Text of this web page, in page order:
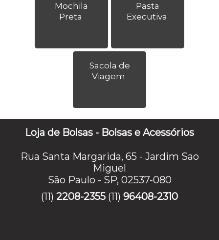
Mochila
Preta
Pasta
Executiva
Sacola de
Viagem
Loja de Bolsas - Bolsas e Acessórios
Rua Santa Margarida, 65 - Jardim Sao
Miguel
São Paulo - SP, 02537-080
(11) 2208-2355 (11) 96408-2310